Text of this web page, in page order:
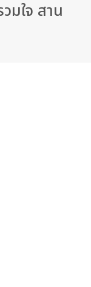
มใจ สาน